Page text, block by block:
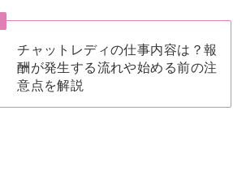
チャットレディの仕事内容は？報
酬が発生する流れや始める前の注
意点を解説